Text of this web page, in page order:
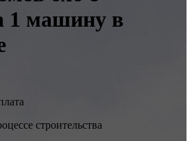
1 машину в
строительства